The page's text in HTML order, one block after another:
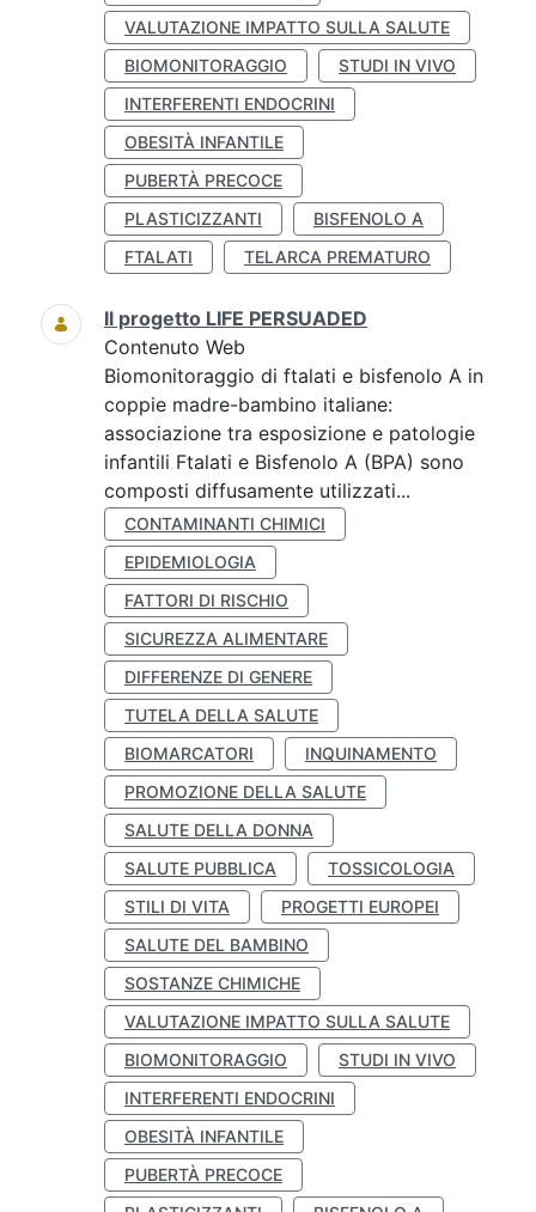
VALUTAZIONE IMPATTO SULLA SALUTE
BIOMONITORAGGIO
STUDI IN VIVO
INTERFERENTI ENDOCRINI
OBESITÀ INFANTILE
PUBERTÀ PRECOCE
PLASTICIZZANTI
BISFENOLO A
FTALATI
TELARCA PREMATURO
Il progetto LIFE PERSUADED
Contenuto Web
Biomonitoraggio di ftalati e bisfenolo A in
coppie madre-bambino italiane:
associazione tra esposizione e patologie
infantili Ftalati e Bisfenolo A (BPA) sono
composti diffusamente utilizzati...
CONTAMINANTI CHIMICI
EPIDEMIOLOGIA
FATTORI DI RISCHIO
SICUREZZA ALIMENTARE
DIFFERENZE DI GENERE
TUTELA DELLA SALUTE
BIOMARCATORI
INQUINAMENTO
PROMOZIONE DELLA SALUTE
SALUTE DELLA DONNA
SALUTE PUBBLICA
TOSSICOLOGIA
STILI DI VITA
PROGETTI EUROPEI
SALUTE DEL BAMBINO
SOSTANZE CHIMICHE
VALUTAZIONE IMPATTO SULLA SALUTE
BIOMONITORAGGIO
STUDI IN VIVO
INTERFERENTI ENDOCRINI
OBESITÀ INFANTILE
PUBERTÀ PRECOCE